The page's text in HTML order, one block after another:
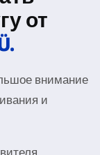
от
внимание
и